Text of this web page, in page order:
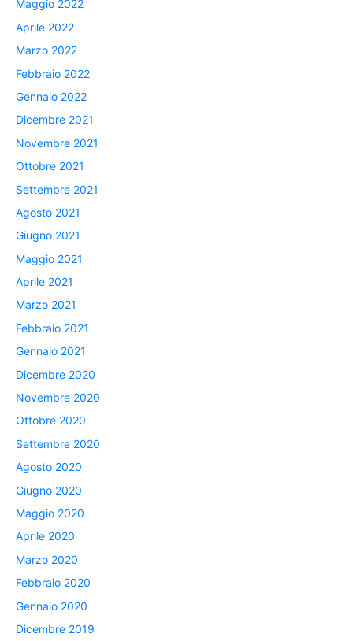
Maggio 2022
Aprile 2022
Marzo 2022
Febbraio 2022
Gennaio 2022
Dicembre 2021
Novembre 2021
Ottobre 2021
Settembre 2021
Agosto 2021
Giugno 2021
Maggio 2021
Aprile 2021
Marzo 2021
Febbraio 2021
Gennaio 2021
Dicembre 2020
Novembre 2020
Ottobre 2020
Settembre 2020
Agosto 2020
Giugno 2020
Maggio 2020
Aprile 2020
Marzo 2020
Febbraio 2020
Gennaio 2020
Dicembre 2019